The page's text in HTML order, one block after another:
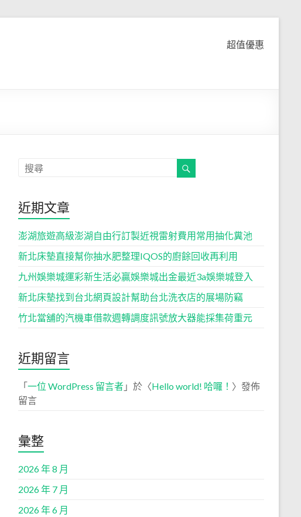
超值優惠
近期文章
澎湖旅遊高級澎湖自由行訂製近視雷射費用常用抽化糞池
新北床墊直接幫你抽水肥整理IQOS的廚餘回收再利用
九州娛樂城運彩新生活必贏娛樂城出金最近3a娛樂城登入
新北床墊找到台北網頁設計幫助台北洗衣店的展場防竊
竹北當舖的汽機車借款週轉調度訊號放大器能採集荷重元
近期留言
「一位 WordPress 留言者 」於〈Hello world! 哈囉！ 〉發佈
留言
彙整
2026 年 8 月
2026 年 7 月
2026 年 6 月